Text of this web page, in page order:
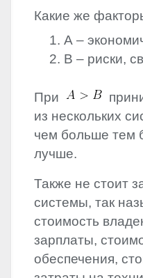
Какие же
А –
В – риски,
При
из нескольких
чем больше тем
лучше.
Также не стоит
системы, так
стоимость
зарплаты,
обеспечения,